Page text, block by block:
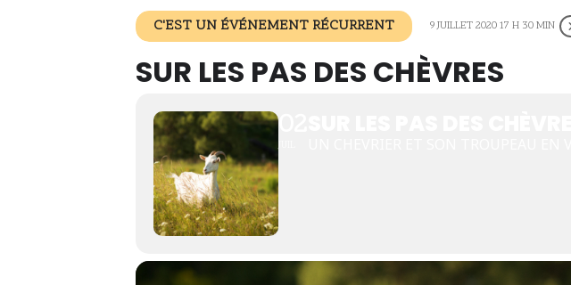
C'EST UN ÉVÉNEMENT RÉCURRENT 9 JUILLET 2020 17 H 30 MIN
SUR LES PAS DES CHÈVRES